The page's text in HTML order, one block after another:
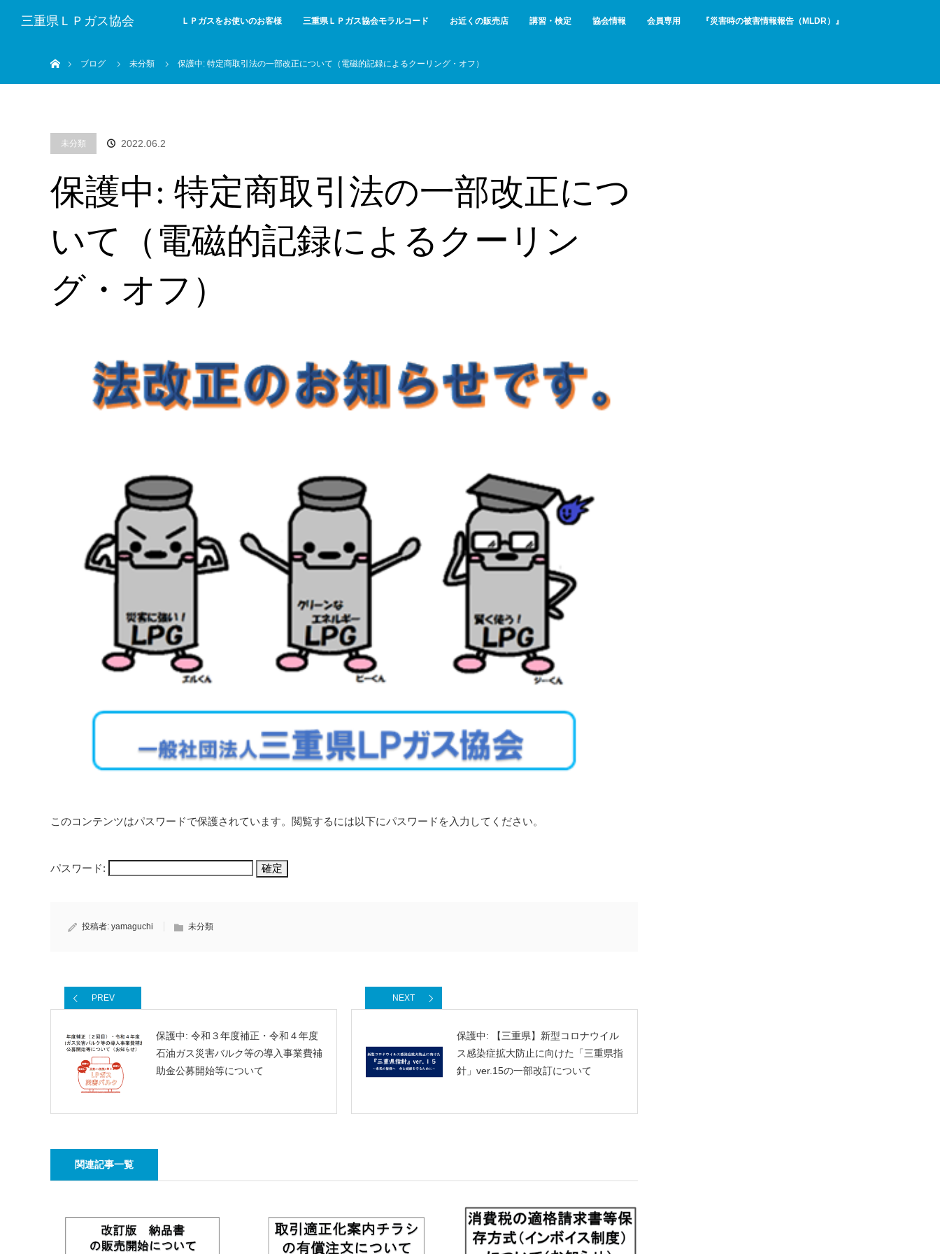
三重県ＬＰガス協会 ＬＰガスをお使いのお客様 三重県ＬＰガス協会モラルコード お近くの販売店 講習・検定 協会情報 会員専用 『災害時の被害情報報告（MLDR）』
ブログ
未分類 保護中: 特定商取引法の一部改正について（電磁的記録によるクーリング・オフ）
未分類 2022.06.2
保護中: 特定商取引法の一部改正につ
いて（電磁的記録によるクーリン
グ・オフ）
このコンテンツはパスワードで保護されています。閲覧するには以下にパスワードを入力してください。
パスワード:
投稿者: yamaguchi 未分類
PREV
保護中: 令和３年度補正・令和４年度
石油ガス災害バルク等の導入事業費補
助金公募開始等について
NEXT
保護中: 【三重県】新型コロナウイル
ス感染症拡大防止に向けた「三重県指
針」ver.15の一部改訂について
関連記事一覧